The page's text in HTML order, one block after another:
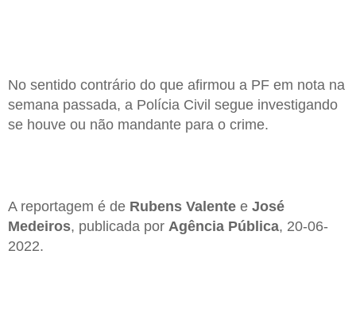
No sentido contrário do que afirmou a PF em nota na
semana passada, a Polícia Civil segue investigando
se houve ou não mandante para o crime.
A reportagem é de Rubens Valente e José
Medeiros, publicada por Agência Pública, 20-06-
2022.